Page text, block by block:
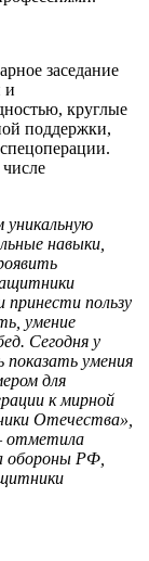
заседание
и
круглые
поддержки,
навыки,
принести пользу
умение
Сегодня у
показать умения
для
к мирной
Отечества»,
отметила
обороны РФ,